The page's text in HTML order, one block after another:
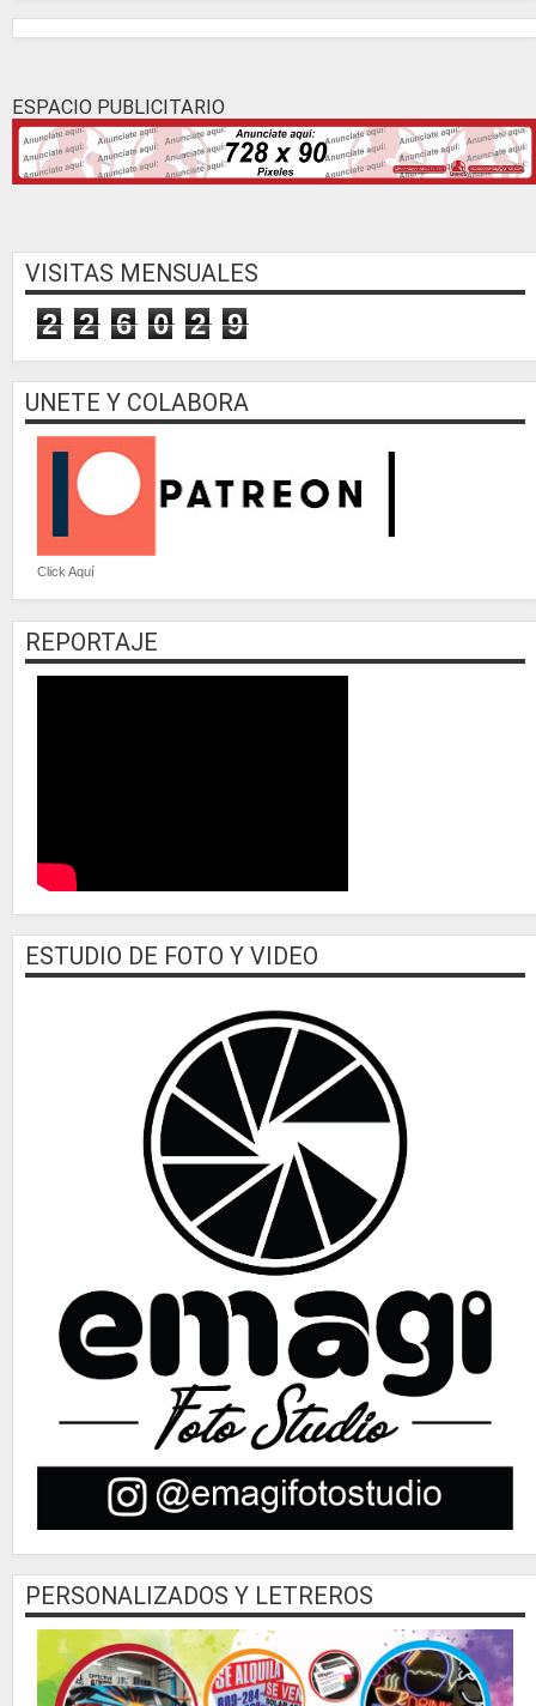
ESPACIO PUBLICITARIO
VISITAS MENSUALES
2 2 6 0 2 9
UNETE Y COLABORA
Click Aquí
REPORTAJE
ESTUDIO DE FOTO Y VIDEO
PERSONALIZADOS Y LETREROS